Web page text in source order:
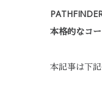
本格的なコ
本記事は下